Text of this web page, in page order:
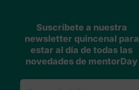
Suscríbete a nuestra
newsletter quincenal para
estar al día de todas las
novedades de mentorDay